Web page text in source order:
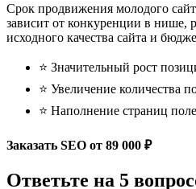
Срок продвижения молодого
зависит от конкуренции в нише,
исходного качества сайта и
⭐ Значительный рост
⭐ Увеличение количества
⭐ Наполнение страниц
Заказать SEO от 89 000 ₽
Ответьте на 5